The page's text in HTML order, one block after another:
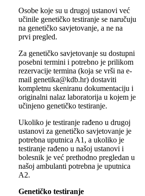
Osobe koje su u drugoj ustanovi već
učinile genetičko testiranje se naručuju
na genetičko savjetovanje, a ne na
prvi pregled.
Za genetičko savjetovanje su dostupni
posebni termini i potrebno je prilikom
rezervacije termina (koja se vrši na e-
mail genetika@kdb.hr) dostaviti
kompletnu skeniranu dokumentaciju i
originalni nalaz laboratorija u kojem je
učinjeno genetičko testiranje.
Ukoliko je testiranje rađeno u drugoj
ustanovi za genetičko savjetovanje je
potrebna uputnica A1, a ukoliko je
testiranje rađeno u našoj ustanovi i
bolesnik je već prethodno pregledan u
našoj ambulanti potrebna je uputnica
A2.
Genetičko testiranje